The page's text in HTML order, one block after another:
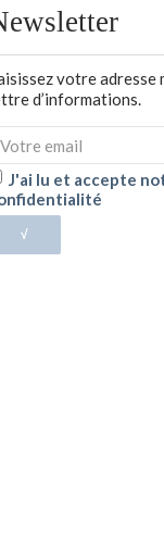
votre
d’informations.
J'ai lu et accepte
√